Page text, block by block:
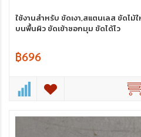
ใช้งานสำหรับ ขัดเงา,สแตนเลส ขัดไม้
บนพื้นผิว ขัดเข้าซอกมุม ขัดได้ไว
฿696